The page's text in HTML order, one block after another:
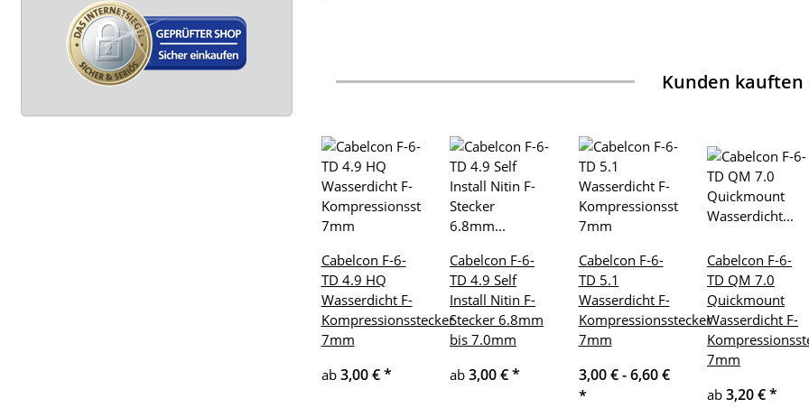
Kunden kauften
Cabelcon F-6-
TD 4.9 HQ
Wasserdicht F-
Kompressionsstecker
7mm
ab 3,00 €*
Cabelcon F-6-
TD 4.9 Self
Install Nitin F-
Stecker 6.8mm
bis 7.0mm
ab 3,00 €*
Cabelcon F-6-
TD 5.1
Wasserdicht F-
Kompressionsstecker
7mm
3,00 € -6,60 €
*
Cabelcon F-6-
TD QM 7.0
Quickmount
Wasserdicht F-
7mm
ab 3,20 €*